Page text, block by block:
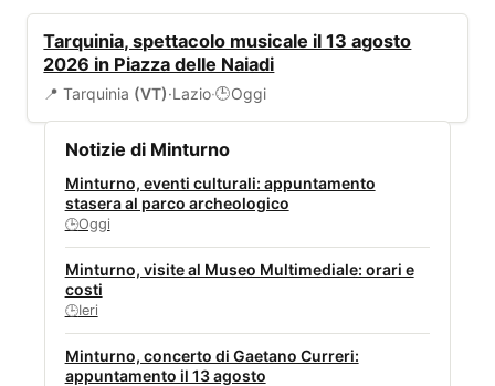
Tarquinia, spettacolo musicale il 13 agosto
2026 in Piazza delle Naiadi
📍 Tarquinia (VT)·Lazio·🕒Oggi
Notizie di Minturno
Minturno, eventi culturali: appuntamento
stasera al parco archeologico
🕒Oggi
Minturno, visite al Museo Multimediale: orari e
costi
🕒Ieri
Minturno, concerto di Gaetano Curreri:
appuntamento il 13 agosto